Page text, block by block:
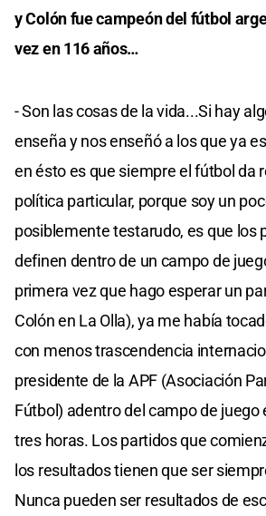
y Colón fue campeón del fútbol
vez en 116 años…
- Son las cosas de la vida...Si hay
enseña y nos enseñó a los que ya
en ésto es que siempre el fútbol da
política particular, porque soy un
posiblemente testarudo, es que los
definen dentro de un campo de
primera vez que hago esperar un
Colón en La Olla), ya me había
con menos trascendencia
presidente de la APF (Asociación
Fútbol) adentro del campo de juego
tres horas. Los partidos que
los resultados tienen que ser
Nunca pueden ser resultados de